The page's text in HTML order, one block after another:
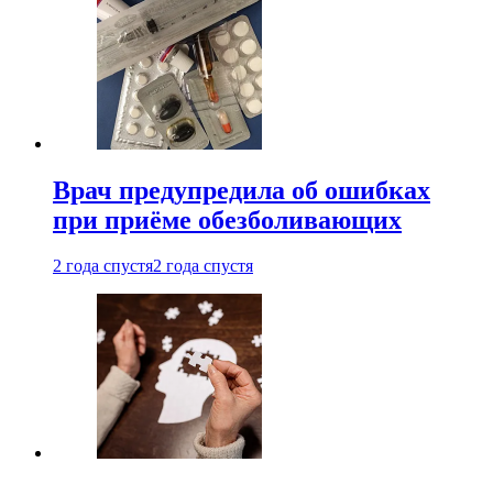
Врач предупредила об ошибках
при приëме обезболивающих
2 года спустя2 года спустя